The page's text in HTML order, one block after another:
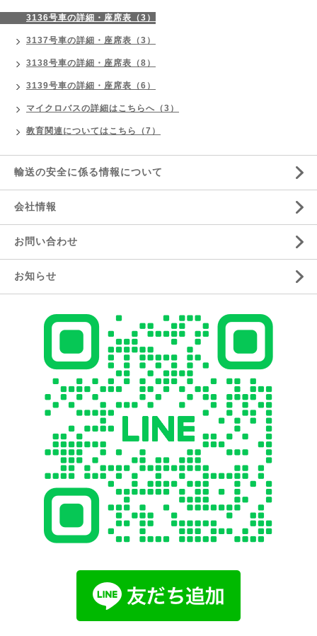
3136号車の詳細・座席表（3）
3137号車の詳細・座席表（3）
3138号車の詳細・座席表（8）
3139号車の詳細・座席表（6）
マイクロバスの詳細はこちらへ（3）
教育関連についてはこちら（7）
輸送の安全に係る情報について
会社情報
お問い合わせ
お知らせ